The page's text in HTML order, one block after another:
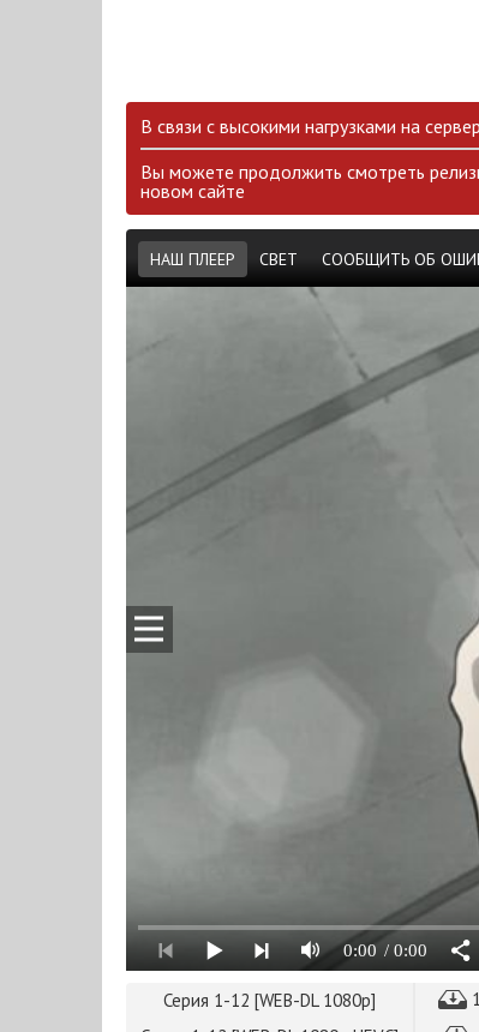
В связи с высокими нагрузками на
Вы можете продолжить смотреть
новом сайте
НАШ ПЛЕЕР СВЕТ СООБЩИТЬ ОБ
0:00 / 0:00
Серия 1-12 [WEB-DL 1080p]